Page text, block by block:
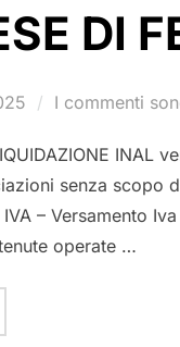
DI
I commenti
INAL
senza scopo
– Versamento
operate …